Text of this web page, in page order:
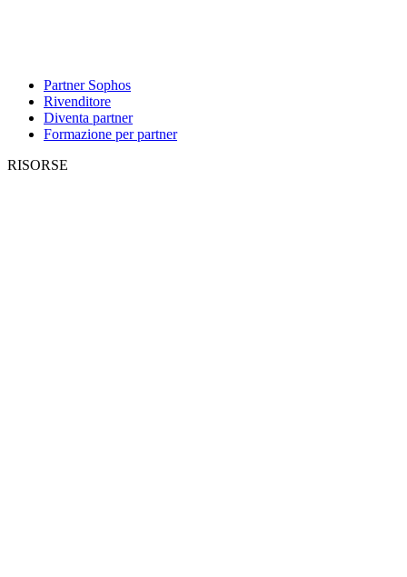
Partner Sophos
Rivenditore
Diventa partner
Formazione per partner
RISORSE